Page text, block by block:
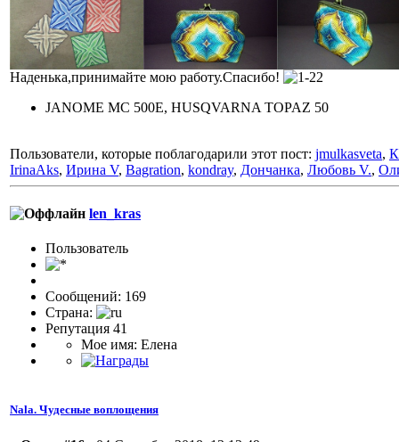
Наденька,принимайте мою работу.Спасибо!
JANOME MC 500E, HUSQVARNA TOPAZ 50
Пользователи, которые поблагодарили этот пост: jmulkasveta,
IrinaAks, Ирина V, Bagration, kondray, Дончанка, Любовь V.,
len_kras
Пользовaтeль
Сообщений: 169
Страна:
Репутация 41
Мое имя: Елена
Nala. Чудесные воплощения